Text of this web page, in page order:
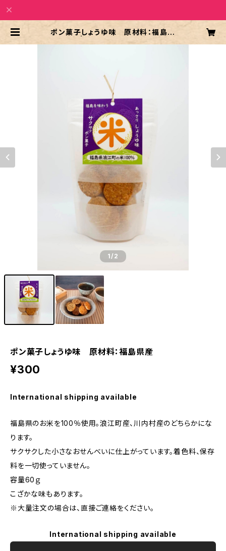
ポン菓子しょうゆ味 原材料：福島県
1/2
ポン菓子しょうゆ味 原材料：福島県産
¥300
International shipping available
福島県のお米を100％使用。浪江町産、川内村産のどちらかにな
ります。
サクサクした小さなおせんべいに仕上がっています。着色料、保存
料を一切使っていません。
容量60ｇ
こざかな味もあります。
※大量注文の場合は、直接ご連絡をください。
International shipping available